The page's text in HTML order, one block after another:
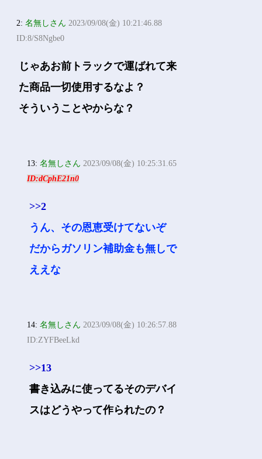
2:名無しさん 2023/09/08(金) 10:21:46.88
ID:8/S8Ngbe0
じゃあお前トラックで運ばれて来
た商品一切使用するなよ？
そういうことやからな？
13:名無しさん 2023/09/08(金) 10:25:31.65
ID:dCphE21n0
>>2
うん、その恩恵受けてないぞ
だからガソリン補助金も無しで
ええな
14:名無しさん 2023/09/08(金) 10:26:57.88
ID:ZYFBeeLkd
>>13
書き込みに使ってるそのデバイ
スはどうやって作られたの？